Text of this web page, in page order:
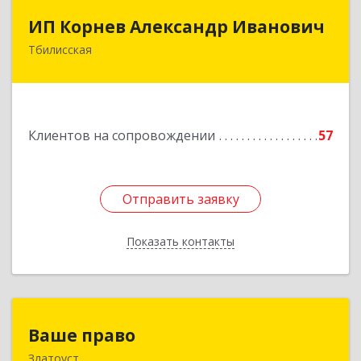
ИП Корнев Александр Иванович
Тбилисская
Клиентов на сопровождении 57
Отправить заявку
Показать контакты
352360, Краснодарский край, Тбилисский р-н,
Отправить заявку
Назад
Ваше право
Златоуст